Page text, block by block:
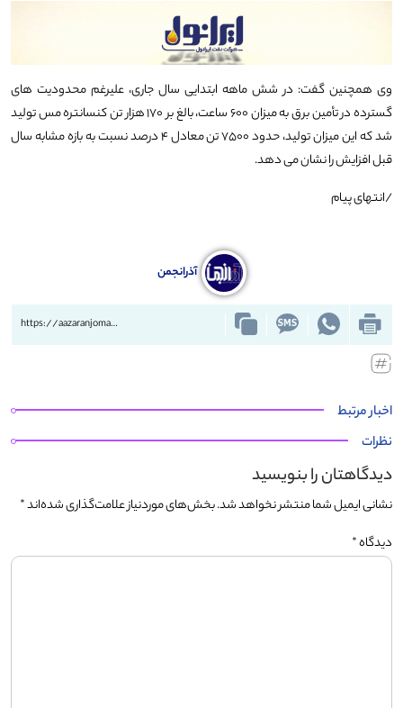
وی همچنین گفت: در شش ماهه ابتدایی سال جاری، علیرغم محدودیت های
گسترده در تأمین برق به میزان ۶۰۰ ساعت، بالغ بر ۱۷۰ هزار تن کنسانتره مس تولید
شد که این میزان تولید، حدود ۷۵۰۰ تن معادل ۴ درصد نسبت به بازه مشابه سال
قبل افزایش را نشان می دهد.
/انتهای پیام
آذرانجمن
https://aazaranjoman.ir/?p=70540
اخبار مرتبط
نظرات
دیدگاهتان را بنویسید
نشانی ایمیل شما منتشر نخواهد شد.بخش‌های موردنیاز علامت‌گذاری شده‌اند*
دیدگاه*